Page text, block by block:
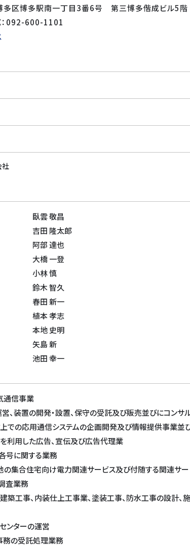
多区博多駅南一丁目3番6号 第三博多偕成ビル5階
092-600-1101
社
臥雲 敬昌
吉田 隆太郎
阿部 達也
大橋 一登
小林 慎
鈴木 智久
春田 新一
植本 孝志
本地 史明
矢島 新
池田 幸一
通信事業
、装置の開発・設置、保守の受託及び販売並びにコンサ
での応用通信システムの企画開発及び情報提供事業並
利用した広告、宣伝及び広告代理業
号に関する業務
集合住宅向け電力関連サービス及び付随する関連サー
査業務
築工事、内装仕上工事業、塗装工事、防水工事の設計、
ンターの運営
の受託処理業務